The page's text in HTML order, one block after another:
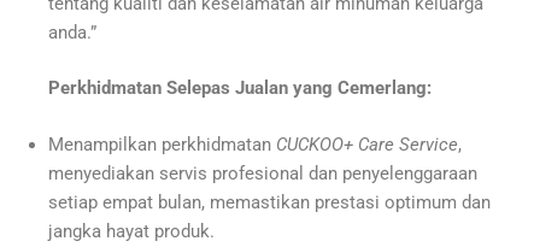
anda.”
Perkhidmatan Selepas Jualan yang Cemerlang:
Menampilkan perkhidmatan CUCKOO+ Care Service,
menyediakan servis profesional dan penyelenggaraan
setiap empat bulan, memastikan prestasi optimum dan
jangka hayat produk.